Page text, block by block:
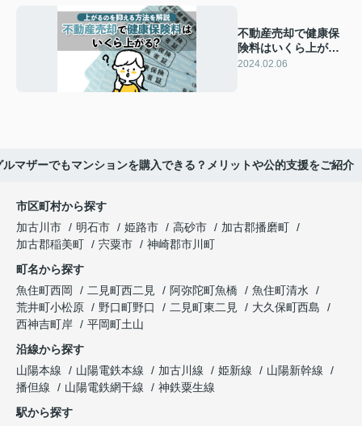
不動産売却で健康保
険料はいくら上が
る？上がるのを抑え
2024.02.06
ルマザーでもマンションを購入できる？メリットや公的支援をご紹介
市区町村から探す
加古川市
明石市 姫路市 高砂市
加古郡播磨町
加古郡稲美町
宍粟市
神崎郡市川町
町名から探す
魚住町西岡
二見町西二見 阿弥陀町魚橋
魚住町清水
荒井町小松原
野口町野口 二見町東二見
大久保町西島
西神吉町岸
平岡町土山
沿線から探す
山陽本線
山陽電鉄本線 加古川線 姫新線
山陽新幹線
播但線
山陽電鉄網干線
神鉄粟生線
駅から探す